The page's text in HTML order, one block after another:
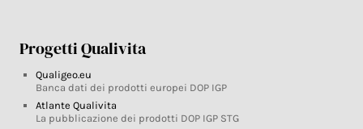
Progetti Qualivita
Qualigeo.eu
Banca dati dei prodotti europei DOP IGP
Atlante Qualivita
La pubblicazione dei prodotti DOP IGP STG